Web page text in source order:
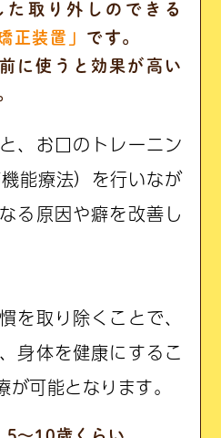
た 取り外しのできる
正装置」 です。
に使うと効果が高い
、お口のトレーニン
能療法）を行いなが
る原因や癖を改善し
を取り除くことで、
身体を健康にするこ
可能となります。